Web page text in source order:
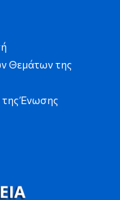
Θεμάτων της
της Ένωσης